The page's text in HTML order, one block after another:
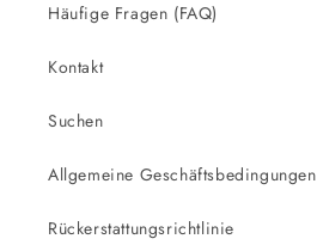
Häufige Fragen (FAQ)
Kontakt
Suchen
Allgemeine Geschäftsbedingungen
Rückerstattungsrichtlinie